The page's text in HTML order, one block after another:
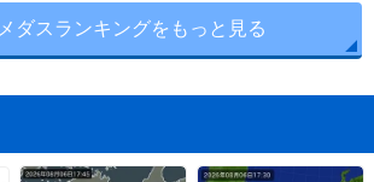
ダスランキングをもっと見る